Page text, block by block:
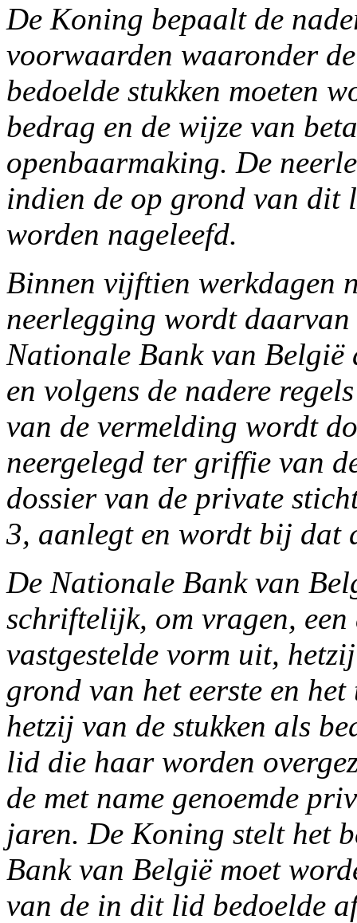
De Koning bepaalt de
voorwaarden waaronder
bedoelde stukken moeten
bedrag en de wijze van
openbaarmaking. De
indien de op grond van dit
worden nageleefd.
Binnen vijftien werkdagen
neerlegging wordt
Nationale Bank van België
en volgens de nadere
van de vermelding wordt
neergelegd ter griffie van
dossier van de private
3, aanlegt en wordt bij dat
De Nationale Bank van
schriftelijk, om vragen,
vastgestelde vorm uit,
grond van het eerste en
hetzij van de stukken als
lid die haar worden
de met name genoemde
jaren. De Koning stelt het
Bank van België moet
van de in dit lid bedoelde